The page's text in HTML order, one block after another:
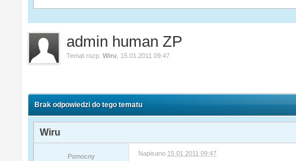
admin human ZP
Temat rozp.Wiru 15.01.2011 09:47
Brak odpowiedzi do tego tematu
Wiru
Pomocny Napisano 15.01.2011 09:47